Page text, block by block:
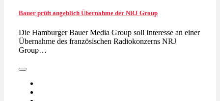
Bauer prüft angeblich Übernahme der NRJ Group
Die Hamburger Bauer Media Group soll Interesse an einer
Übernahme des französischen Radiokonzerns NRJ
Group…